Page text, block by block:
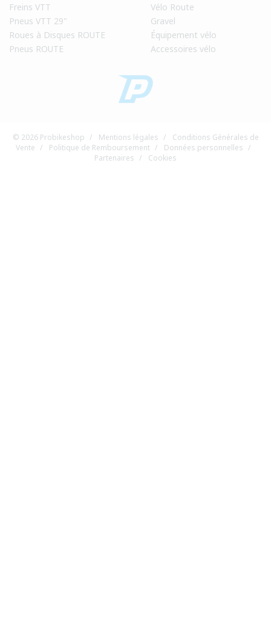
Freins VTT
Pneus VTT 29"
Roues à Disques ROUTE
Pneus ROUTE
Vélo Route
Gravel
Équipement vélo
Accessoires vélo
© 2026 Probikeshop / Mentions légales /
Conditions Générales de
Vente / Politique de Remboursement / Données personnelles /
Partenaires / Cookies